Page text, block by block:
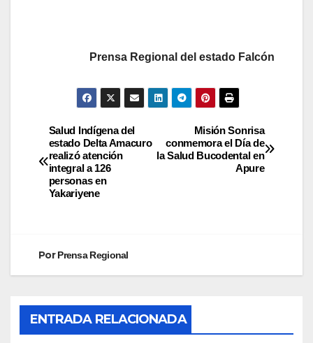
Prensa Regional del estado Falcón
Misión Sonrisa
conmemora el Día de
la Salud Bucodental en
Apure
Salud Indígena del
estado Delta Amacuro
realizó atención
integral a 126
personas en
Yakariyene
PorPrensa Regional
ENTRADA RELACIONADA